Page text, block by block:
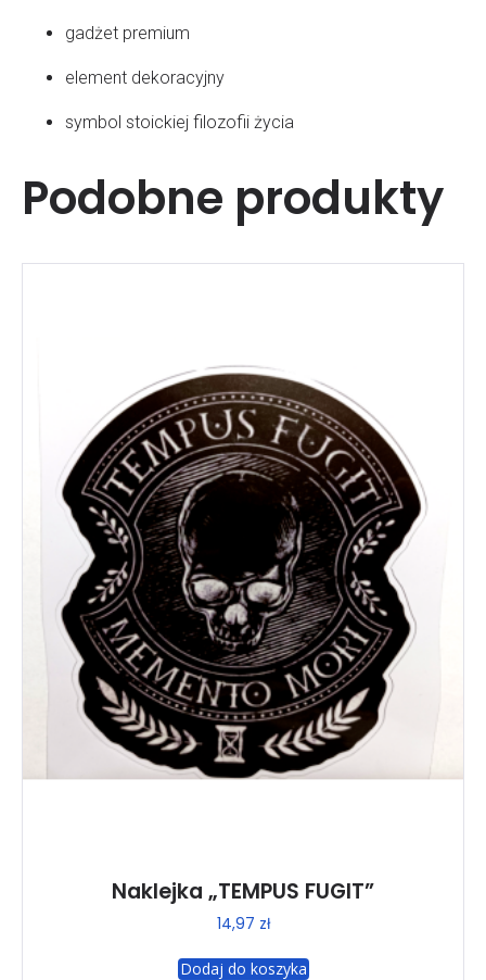
gadżet premium
element dekoracyjny
symbol stoickiej filozofii życia
Podobne produkty
Naklejka „TEMPUS FUGIT”
14,97 zł
Dodaj do koszyka